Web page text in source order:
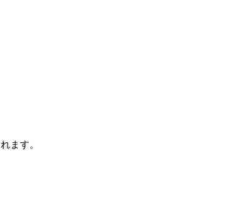
ます。